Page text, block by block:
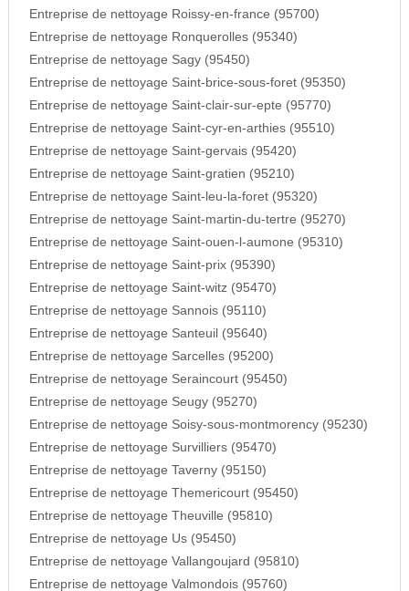
Entreprise de nettoyage Roissy-en-france (95700)
Entreprise de nettoyage Ronquerolles (95340)
Entreprise de nettoyage Sagy (95450)
Entreprise de nettoyage Saint-brice-sous-foret (95350)
Entreprise de nettoyage Saint-clair-sur-epte (95770)
Entreprise de nettoyage Saint-cyr-en-arthies (95510)
Entreprise de nettoyage Saint-gervais (95420)
Entreprise de nettoyage Saint-gratien (95210)
Entreprise de nettoyage Saint-leu-la-foret (95320)
Entreprise de nettoyage Saint-martin-du-tertre (95270)
Entreprise de nettoyage Saint-ouen-l-aumone (95310)
Entreprise de nettoyage Saint-prix (95390)
Entreprise de nettoyage Saint-witz (95470)
Entreprise de nettoyage Sannois (95110)
Entreprise de nettoyage Santeuil (95640)
Entreprise de nettoyage Sarcelles (95200)
Entreprise de nettoyage Seraincourt (95450)
Entreprise de nettoyage Seugy (95270)
Entreprise de nettoyage Soisy-sous-montmorency (95230)
Entreprise de nettoyage Survilliers (95470)
Entreprise de nettoyage Taverny (95150)
Entreprise de nettoyage Themericourt (95450)
Entreprise de nettoyage Theuville (95810)
Entreprise de nettoyage Us (95450)
Entreprise de nettoyage Vallangoujard (95810)
Entreprise de nettoyage Valmondois (95760)